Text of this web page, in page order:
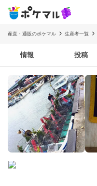
産直・通販のポケマル 生産者一覧
情報 投稿